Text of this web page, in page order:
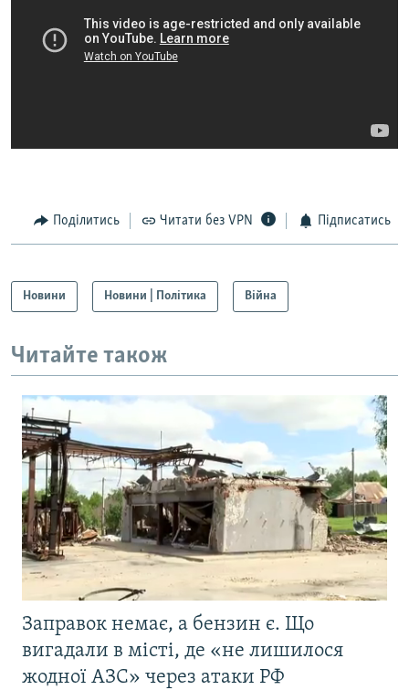
Поділитись Читати без VPN Підписатись
Новини Новини | Політика Війна
Читайте також
Заправок немає, а бензин є. Що
вигадали в місті, де «не лишилося
жодної АЗС» через атаки РФ